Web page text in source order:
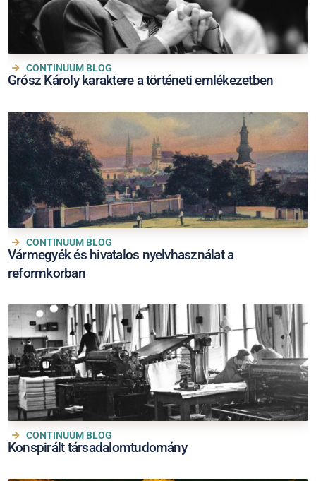
CONTINUUM BLOG
Grósz Károly karaktere a történeti emlékezetben
CONTINUUM BLOG
Vármegyék és hivatalos nyelvhasználat a
reformkorban
CONTINUUM BLOG
Konspirált társadalomtudomány